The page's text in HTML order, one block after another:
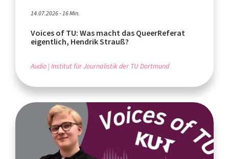
14.07.2026 - 16 Min.
Voices of TU: Was macht das QueerReferat
eigentlich, Hendrik Strauß?
Audio Institut für Journalistik der TU Dortmund